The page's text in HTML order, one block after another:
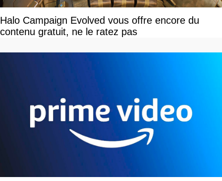
Halo Campaign Evolved vous offre encore du
contenu gratuit, ne le ratez pas